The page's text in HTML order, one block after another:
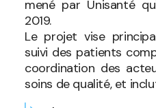
mené par Unisanté
2019.
Le projet vise
suivi des patients
coordination des
soins de qualité, et